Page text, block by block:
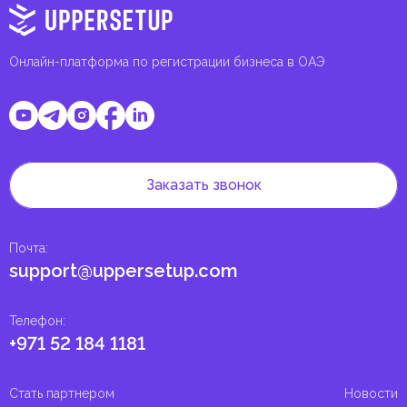
Онлайн-платформа по регистрации бизнеса в ОАЭ
Телефон:
+971 52 184 1181
Почта:
support@uppersetup.com
Заказать звонок
Стать партнером Новости